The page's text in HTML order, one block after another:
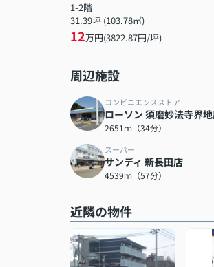
1-2階
31.39坪 (103.78㎡)
12万円(3822.87円/坪)
周辺施設
コンビニエンスストア
ローソン 須磨妙法寺界
2651ｍ（34分）
スーパー
サンディ 新長田店
4539ｍ（57分）
近隣の物件